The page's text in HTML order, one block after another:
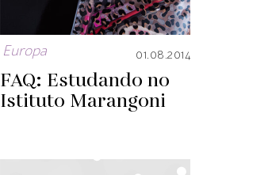
Europa 01.08.2014
FAQ: Estudando no
Istituto Marangoni